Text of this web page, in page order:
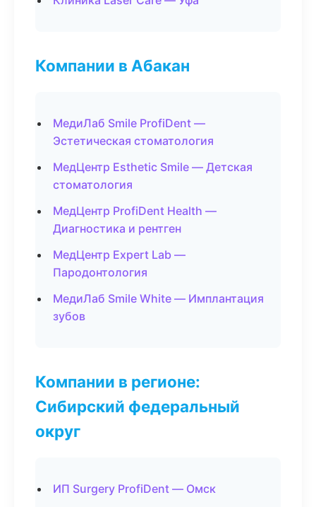
Компании в Абакан
МедиЛаб Smile ProfiDent —
Эстетическая стоматология
МедЦентр Esthetic Smile — Детская
стоматология
МедЦентр ProfiDent Health —
Диагностика и рентген
МедЦентр Expert Lab —
Пародонтология
МедиЛаб Smile White — Имплантация
зубов
Компании в регионе:
Сибирский федеральный
округ
ИП Surgery ProfiDent — Омск